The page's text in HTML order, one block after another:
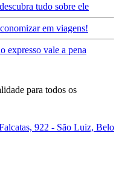
tudo sobre ele
em viagens!
expresso vale a pena
para todos os
922 - São Luiz, Belo